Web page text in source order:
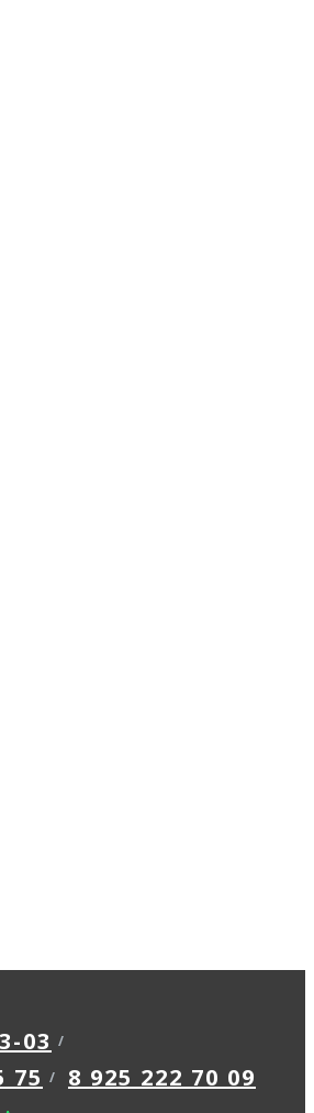
03
75
8 925 222 70 09